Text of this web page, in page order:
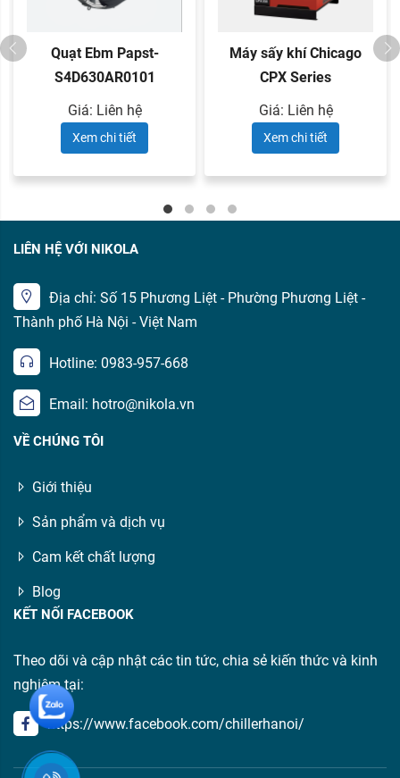
Quạt Ebm Papst-
S4D630AR0101
Giá: Liên hệ
Xem chi tiết
Máy sấy khí Chicago
CPX Series
Giá: Liên hệ
Xem chi tiết
LIÊN HỆ VỚI NIKOLA
Địa chỉ: Số 15 Phương Liệt - Phường Phương Liệt -
Thành phố Hà Nội - Việt Nam
Hotline: 0983-957-668
Email: hotro@nikola.vn
VỀ CHÚNG TÔI
Giới thiệu
Sản phẩm và dịch vụ
Cam kết chất lượng
Blog
KẾT NỐI FACEBOOK
Theo dõi và cập nhật các tin tức, chia sẻ kiến thức và kinh
nghiệm tại:
https://www.facebook.com/chillerhanoi/